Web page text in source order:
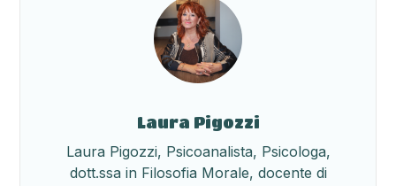
Laura Pigozzi
Laura Pigozzi, Psicoanalista, Psicologa,
dott.ssa in Filosofia Morale, docente di